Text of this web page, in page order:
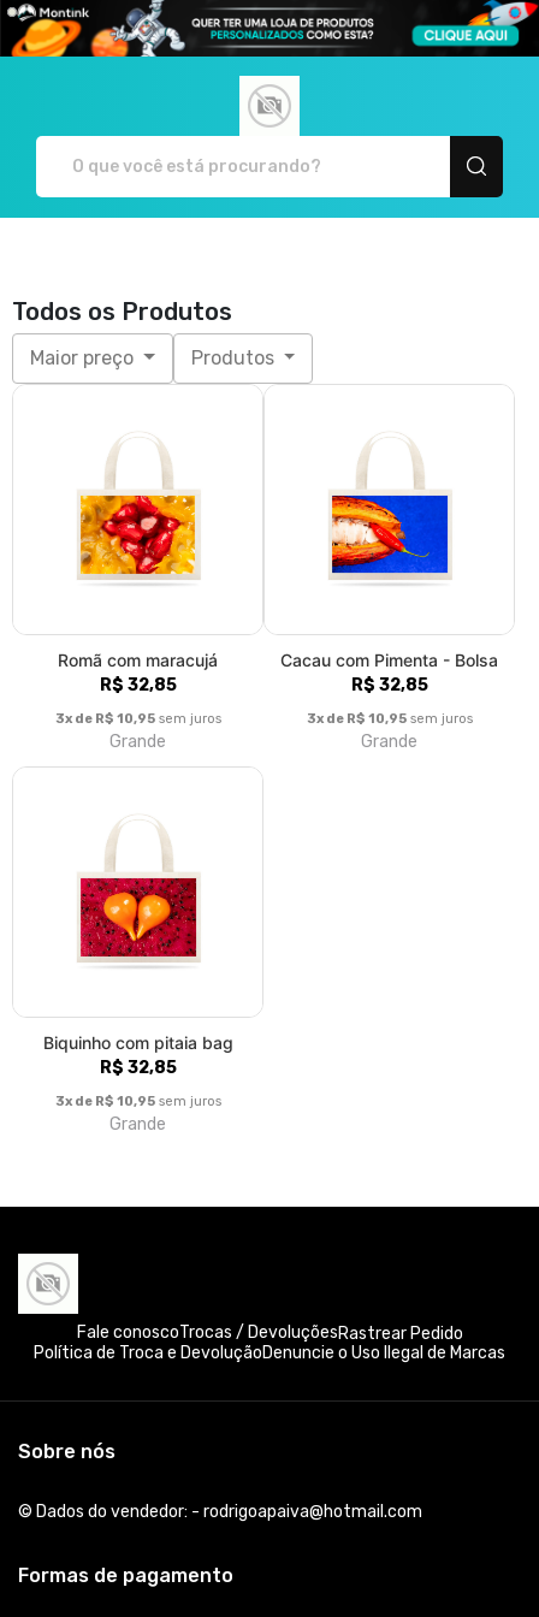
Todos os Produtos
Maior preço Produtos
Romã com maracujá
R$ 32,85
3x de R$ 10,95sem juros
Grande
Cacau com Pimenta - Bolsa
R$ 32,85
3x de R$ 10,95sem juros
Grande
Biquinho com pitaia bag
R$ 32,85
3x de R$ 10,95sem juros
Grande
Fale conoscoTrocas / DevoluçõesRastrear Pedido
Política de Troca e DevoluçãoDenuncie o Uso Ilegal de Marcas
Sobre nós
© Dados do vendedor: - rodrigoapaiva@hotmail.com
Formas de pagamento